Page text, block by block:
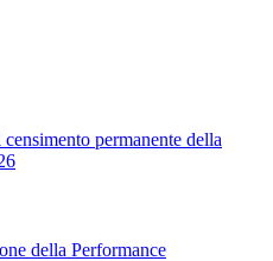
permanente della
della Performance